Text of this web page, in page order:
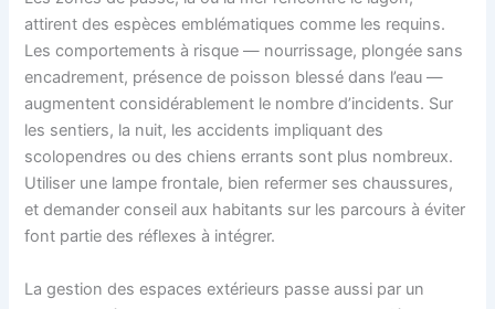
attirent des espèces emblématiques comme les requins.
Les comportements à risque — nourrissage, plongée sans
encadrement, présence de poisson blessé dans l’eau —
augmentent considérablement le nombre d’incidents. Sur
les sentiers, la nuit, les accidents impliquant des
scolopendres ou des chiens errants sont plus nombreux.
Utiliser une lampe frontale, bien refermer ses chaussures,
et demander conseil aux habitants sur les parcours à éviter
font partie des réflexes à intégrer.
La gestion des espaces extérieurs passe aussi par un